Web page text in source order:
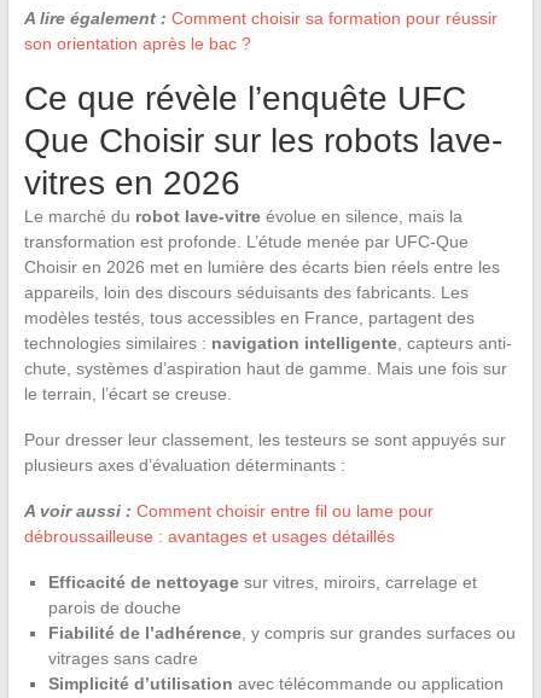
A lire également : Comment choisir sa formation pour réussir
son orientation après le bac ?
Ce que révèle l’enquête UFC
Que Choisir sur les robots lave-
vitres en 2026
Le marché du robot lave-vitreévolue en silence, mais la
transformation est profonde. L’étude menée par UFC-Que
Choisir en 2026 met en lumière des écarts bien réels entre les
appareils, loin des discours séduisants des fabricants. Les
modèles testés, tous accessibles en France, partagent des
technologies similaires : navigation intelligente, capteurs anti-
chute, systèmes d’aspiration haut de gamme. Mais une fois sur
le terrain, l’écart se creuse.
Pour dresser leur classement, les testeurs se sont appuyés sur
plusieurs axes d’évaluation déterminants :
A voir aussi : Comment choisir entre fil ou lame pour
débroussailleuse : avantages et usages détaillés
Efficacité de nettoyagesur vitres, miroirs, carrelage et
parois de douche
Fiabilité de l’adhérence, y compris sur grandes surfaces ou
vitrages sans cadre
Simplicité d’utilisation avec télécommande ou application